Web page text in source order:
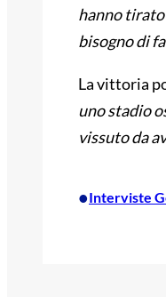
hanno
bisogno di
La vittoria
uno stadio
vissuto da
•Interviste